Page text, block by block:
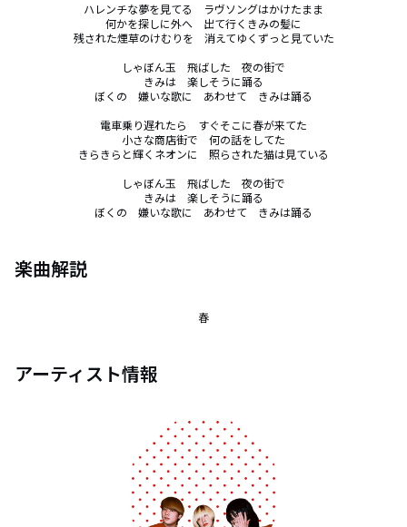
ハレンチな夢を見てる　ラヴソングはかけたまま
何かを探しに外へ　出て行くきみの髪に
残された煙草のけむりを　消えてゆくずっと見ていた
しゃぼん玉　飛ばした　夜の街で
きみは　楽しそうに踊る
ぼくの　嫌いな歌に　あわせて　きみは踊る
電車乗り遅れたら　すぐそこに春が来てた
小さな商店街で　何の話をしてた
きらきらと輝くネオンに　照らされた猫は見ている
しゃぼん玉　飛ばした　夜の街で
きみは　楽しそうに踊る
ぼくの　嫌いな歌に　あわせて　きみは踊る
楽曲解説
春
アーティスト情報